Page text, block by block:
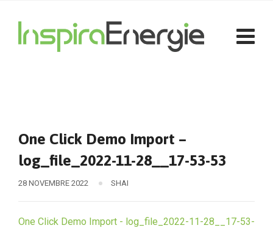
One Click Demo Import –
log_file_2022-11-28__17-53-53
28 NOVEMBRE 2022 SHAI
One Click Demo Import - log_file_2022-11-28__17-53-